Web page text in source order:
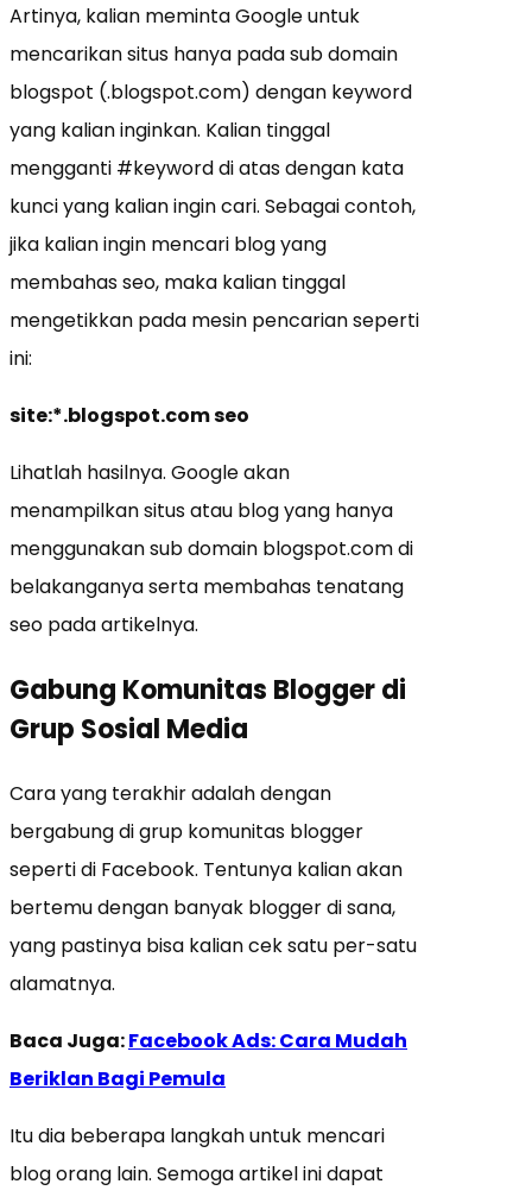
Artinya, kalian meminta Google untuk
mencarikan situs hanya pada sub domain
blogspot (.blogspot.com) dengan keyword
yang kalian inginkan. Kalian tinggal
mengganti #keyword di atas dengan kata
kunci yang kalian ingin cari. Sebagai contoh,
jika kalian ingin mencari blog yang
membahas seo, maka kalian tinggal
mengetikkan pada mesin pencarian seperti
ini:
site:*.blogspot.com seo
Lihatlah hasilnya. Google akan
menampilkan situs atau blog yang hanya
menggunakan sub domain blogspot.com di
belakanganya serta membahas tenatang
seo pada artikelnya.
Gabung Komunitas Blogger di
Grup Sosial Media
Cara yang terakhir adalah dengan
bergabung di grup komunitas blogger
seperti di Facebook. Tentunya kalian akan
bertemu dengan banyak blogger di sana,
yang pastinya bisa kalian cek satu per-satu
alamatnya.
Baca Juga:Facebook Ads: Cara Mudah
Beriklan Bagi Pemula
Itu dia beberapa langkah untuk mencari
blog orang lain. Semoga artikel ini dapat